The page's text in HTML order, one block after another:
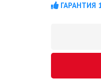
ГАРАНТИЯ 1